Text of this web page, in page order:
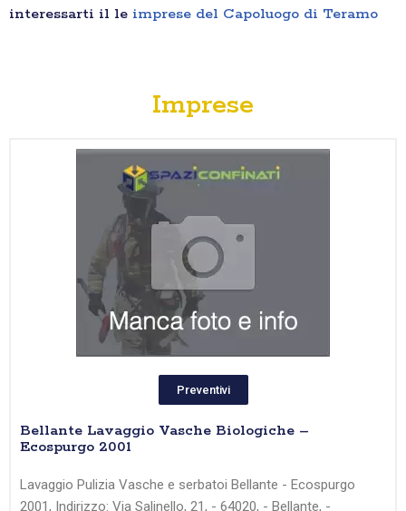
interessarti il le imprese del Capoluogo di Teramo
Imprese
Preventivi
Bellante Lavaggio Vasche Biologiche –
Ecospurgo 2001
Lavaggio Pulizia Vasche e serbatoi Bellante - Ecospurgo
2001, Indirizzo: Via Salinello, 21, - 64020, - Bellante, -